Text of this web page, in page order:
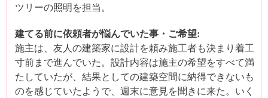
ツリーの照明を担当。
建てる前に依頼者が悩んでいた事・ご希望:
施主は、友人の建築家に設計を頼み施工者も決まり着工
寸前まで進んでいた。設計内容は施主の希望をすべて満
たしていたが、結果としての建築空間に納得できないも
のを感じていたようで、週末に意見を聞きに来た。いく